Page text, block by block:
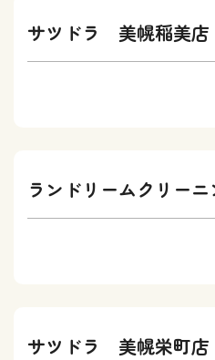
サツドラ 美幌稲美店
ランドリームクリー
サツドラ 美幌栄町店